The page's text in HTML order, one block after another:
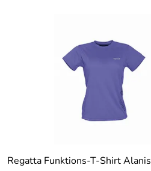
Regatta Funktions-T-Shirt Alanis